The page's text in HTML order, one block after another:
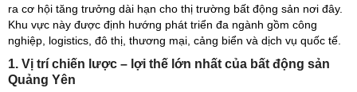
ra cơ hội tăng trưởng dài hạn cho thị trường bất động sản nơi đây.
Khu vực này được định hướng phát triển đa ngành gồm công
nghiệp, logistics, đô thị, thương mại, cảng biển và dịch vụ quốc tế.
1. Vị trí chiến lược – lợi thế lớn nhất của bất động sản
Quảng Yên